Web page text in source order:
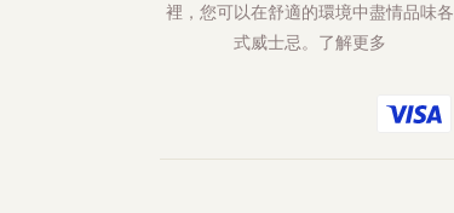
裡，您可以在舒適的環境中盡情品味各
式威士忌。 了解更多